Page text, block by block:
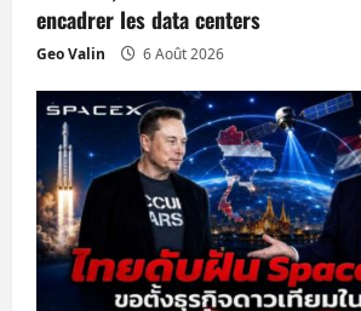
r
t
i
c
l
e
encadrer les data centers
Geo Valin 6 Août 2026